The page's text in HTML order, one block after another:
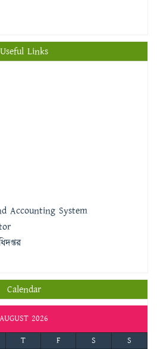
Useful Links
Accounting System
Calendar
AUGUST 2026
T F S
S